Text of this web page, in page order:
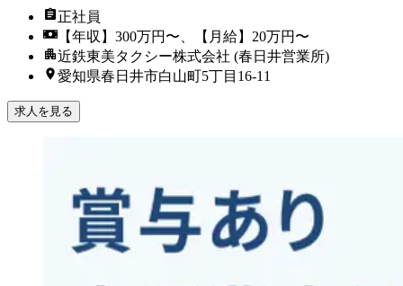
正社員
【年収】300万円〜、【月給】20万円〜
近鉄東美タクシー株式会社 (春日井営業所)
愛知県春日井市白山町5丁目16-11
求人を見る